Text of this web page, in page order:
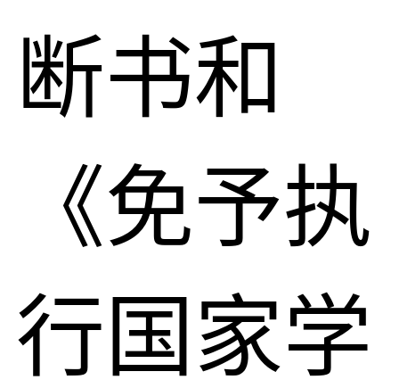
断书和
《免予执
行国家学